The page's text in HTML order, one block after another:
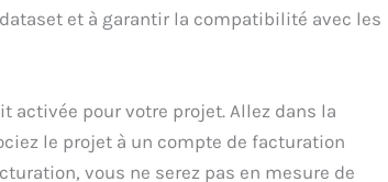
et à garantir la compatibilité avec les
activée pour votre projet. Allez dans la
le projet à un compte de facturation
vous ne serez pas en mesure de